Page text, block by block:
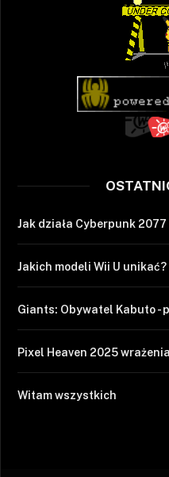
Jak działa Cyberpunk
Jakich modeli Wii U unikać?
Giants: Obywatel Kabuto -
Pixel Heaven 2025
Witam wszystkich